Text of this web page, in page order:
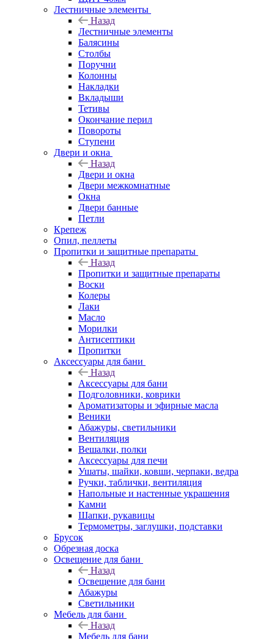
Лестничные элементы
Назад
Лестничные элементы
Балясины
Столбы
Поручни
Колонны
Накладки
Вкладыши
Тетивы
Окончание перил
Повороты
Ступени
Двери и окна
Назад
Двери и окна
Двери межкомнатные
Окна
Двери банные
Петли
Крепеж
Опил, пеллеты
Пропитки и защитные препараты
Назад
Пропитки и защитные препараты
Воски
Колеры
Лаки
Масло
Морилки
Антисептики
Пропитки
Аксессуары для бани
Назад
Аксессуары для бани
Подголовники, коврики
Ароматизаторы и эфирные масла
Веники
Абажуры, светильники
Вентиляция
Вешалки, полки
Аксессуары для печи
Ушаты, шайки, ковши, черпаки, ведра
Ручки, таблички, вентиляция
Напольные и настенные украшения
Камни
Шапки, рукавицы
Термометры, заглушки, подставки
Брусок
Обрезная доска
Освещение для бани
Назад
Освещение для бани
Абажуры
Светильники
Мебель для бани
Назад
Мебель для бани